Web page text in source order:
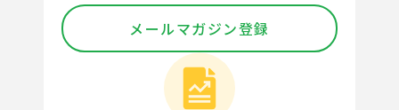
メールマガジン登録